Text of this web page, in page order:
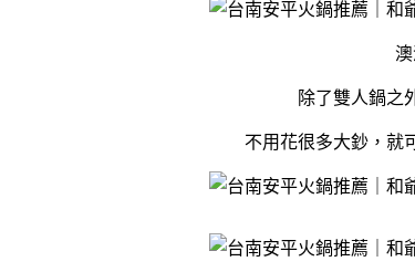
除了雙人鍋之
不用花很多大鈔，就